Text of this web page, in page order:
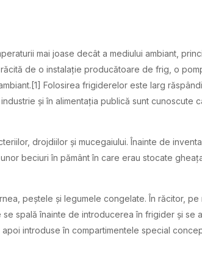
mai joase decât a mediului ambiant,
de o instalație producătoare de frig, o
Folosirea frigiderelor este larg
și în alimentația publică sunt cunoscute
drojdiilor și mucegaiului. Înainte de
beciuri în pământ în care erau stocate
peștele și legumele congelate. În răcitor, pe
spală înainte de introducerea în frigider și se
introduse în compartimentele special